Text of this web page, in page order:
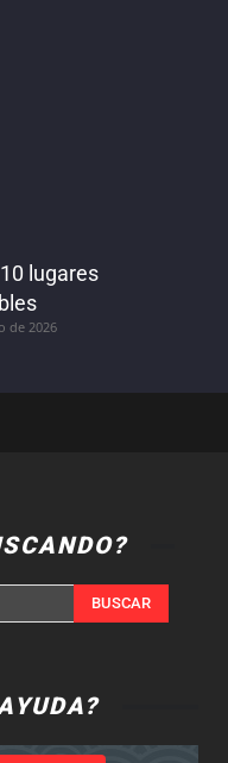
lugares
de 2026
BUSCAR